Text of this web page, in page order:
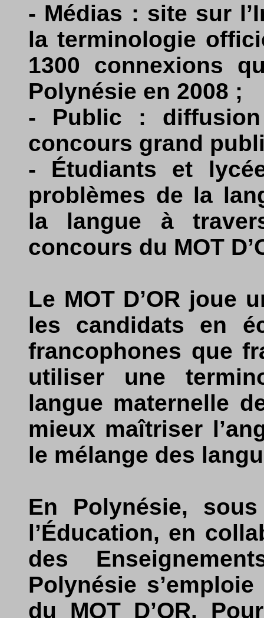
- Médias : site sur
la terminologie
1300 connexions
Polynésie en 2008 ;
- Public :
concours grand
- Étudiants et
problèmes de la
la langue à
concours du MOT
Le MOT D’OR joue
les candidats en
francophones que
utiliser une
langue maternelle
mieux maîtriser
le mélange des
En Polynésie,
l’Éducation, en
des
Polynésie
du MOT D’OR.